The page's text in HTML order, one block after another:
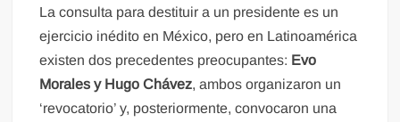
La consulta para destituir a un presidente es un
ejercicio inédito en México, pero en Latinoamérica
existen dos precedentes preocupantes: Evo
Morales y Hugo Chávez, ambos organizaron un
‘revocatorio’ y, posteriormente, convocaron una